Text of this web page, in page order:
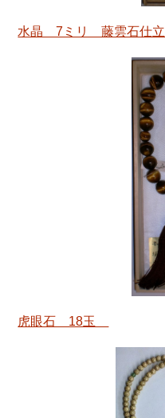
水晶 7ミリ 藤雲石仕立
虎眼石 18玉